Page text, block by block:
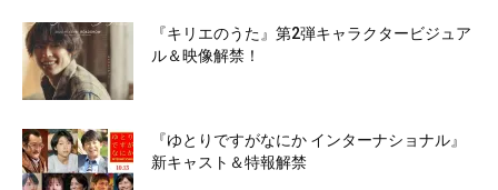
『キリエのうた』第2弾キャラクタービジュア
ル＆映像解禁！
『ゆとりですがなにか インターナショナル』
新キャスト＆特報解禁